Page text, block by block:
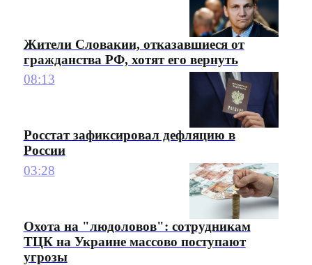
Жители Словакии, отказавшиеся от
гражданства РФ, хотят его вернуть
08:13
Росстат зафиксировал дефляцию в
России
03:28
Охота на "людоловов": сотрудникам
ТЦК на Украине массово поступают
угрозы